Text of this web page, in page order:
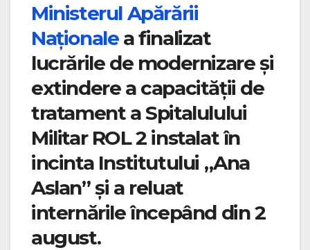
Ministerul Apărării
Naționalea finalizat
lucrările de modernizare și
extindere a capacității de
tratament a Spitalulului
Militar ROL 2 instalat în
incinta Institutului „Ana
Aslan” și a reluat
internările începând din 2
august.